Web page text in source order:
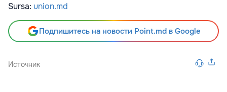
Sursa: union.md
Подпишитесь на новости Point.md в Google
Источник